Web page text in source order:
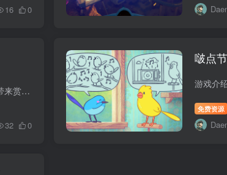
16 0
游戏介绍 经典游戏《植物大战僵尸》回归，高清重制后带来赏心悦目的画面体验！植物与僵尸之间的最初大战回归，比以往任何时候都更加激烈、欢乐、疯狂！体验该系列的开山之作，现已经过高清重制...
32 0
啵点
免费资源